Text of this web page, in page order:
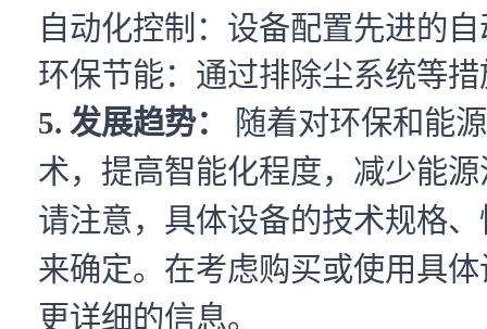
自动化控制：设备配置先进的
环保节能：通过排除尘系统等
5. 发展趋势：
随着对环保和能
术，提高智能化程度，减少能
请注意，具体设备的技术规格
来确定。在考虑购买或使用具
更详细的信息。